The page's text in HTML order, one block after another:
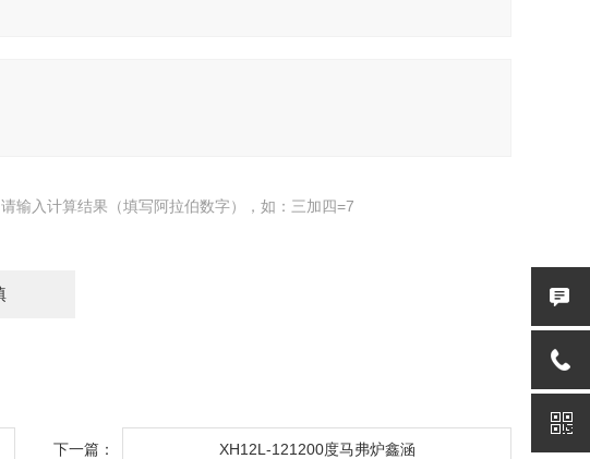
请输入计算结果（填写阿拉伯数字），如：三加四=7
下一篇： XH12L-121200度马弗炉鑫涵